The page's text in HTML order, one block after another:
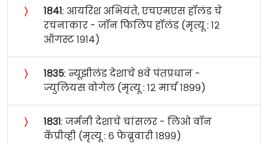
〉 १८४१: आयरिश अभियंते, एचएमएस हॉलंड चे
रचनाकार - जॉन फिलिप हॉलंड (मृत्यू : १२
ऑगस्ट १९१४)
〉 १८३५: न्यूझीलंड देशाचे ८वे पंतप्रधान -
ज्युलियस वोगेल (मृत्यू : १२ मार्च १८९९)
〉 १८३१: जर्मनी देशाचे चांसलर - लिओ वॉन
कॅप्रीव्ही (मृत्यू : ६ फेब्रुवारी १८९९)